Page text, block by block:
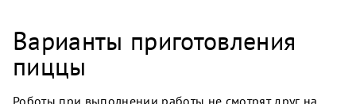
Варианты приготовления
пиццы